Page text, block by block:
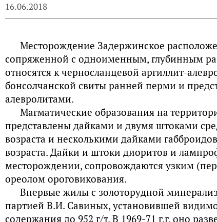
16.06.2018
Месторождение Задержинское
сопряженной с одноименным, глубинным
относятся к черносланцевой аргиллит-
бонсолчанской свиты ранней перми и
алевролитами.
Магматические образования на
представлены дайками и двумя штоками
возраста и несколькими дайками
возраста. Дайки и штоки диоритов и
месторождении, сопровождаются узким
ореолом ороговикования.
Впервые жилы с золоторудной
партией В.И. Савиных, установившей
содержания до 952 г/т. В 1969-71 г.г. оно